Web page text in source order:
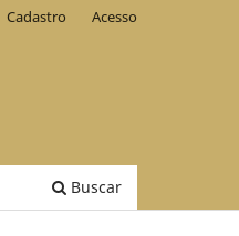
Buscar
Cadastro Acesso